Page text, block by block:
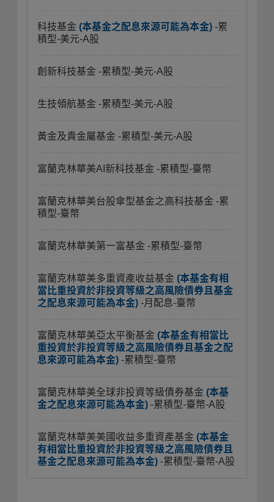
科技基金 (本基金之配息來源可能為本金) -累
積型-美元-A股
創新科技基金 -累積型-美元-A股
生技領航基金 -累積型-美元-A股
黃金及貴金屬基金 -累積型-美元-A股
富蘭克林華美AI新科技基金 -累積型-臺幣
富蘭克林華美台股傘型基金之高科技基金 -累
積型-臺幣
富蘭克林華美第一富基金 -累積型-臺幣
富蘭克林華美多重資產收益基金 (本基金有相
當比重投資於非投資等級之高風險債券且基金
之配息來源可能為本金) -月配息-臺幣
富蘭克林華美亞太平衡基金 (本基金有相當比
重投資於非投資等級之高風險債券且基金之配
息來源可能為本金) -累積型-臺幣
富蘭克林華美全球非投資等級債券基金 (本基
金之配息來源可能為本金) -累積型-臺幣-A股
富蘭克林華美美國收益多重資產基金 (本基金
有相當比重投資於非投資等級之高風險債券且
基金之配息來源可能為本金) -累積型-臺幣-A股